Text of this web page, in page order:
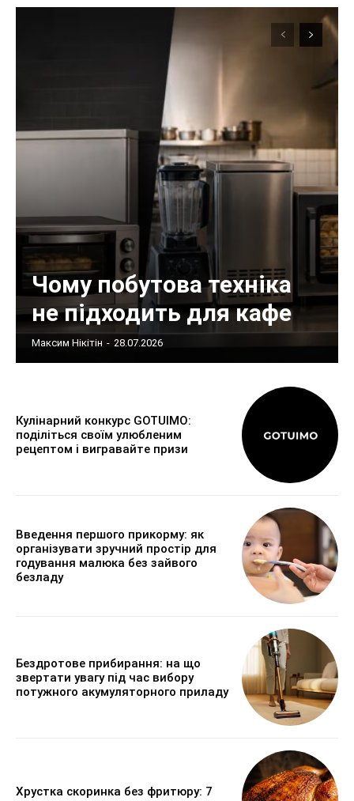
Чому побутова техніка
не підходить для кафе
Максим Нікітін - 28.07.2026
Кулінарний конкурс GOTUIMO:
поділіться своїм улюбленим
рецептом і вигравайте призи
Введення першого прикорму: як
організувати зручний простір для
годування малюка без зайвого
безладу
Бездротове прибирання: на що
звертати увагу під час вибору
потужного акумуляторного приладу
Хрустка скоринка без фритюру: 7